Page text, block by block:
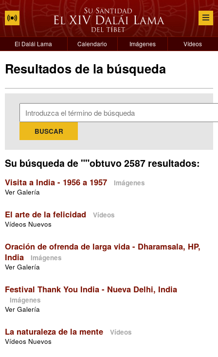
El Dalái Lama Calendario Imágenes Vídeos
Resultados de la búsqueda
Su búsqueda de ""obtuvo 2587 resultados:
Visita a India - 1956 a 1957
Imágenes
Ver Galería
El arte de la felicidad
Vídeos
Vídeos Nuevos
Oración de ofrenda de larga vida - Dharamsala, HP,
India
Imágenes
Ver Galería
Festival Thank You India - Nueva Delhi, India
Imágenes
Ver Galería
La naturaleza de la mente
Vídeos
Vídeos Nuevos